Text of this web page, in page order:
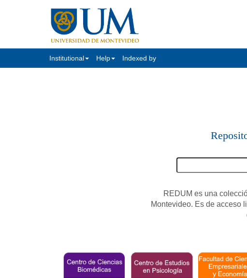
Institutional Help Indexed by
REDUM es una
Montevideo. Es de acceso